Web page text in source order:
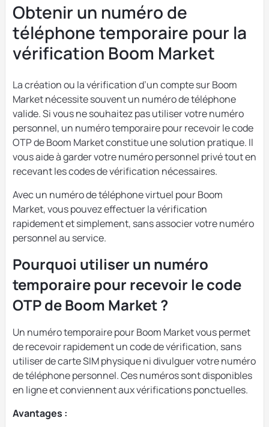
Obtenir un numéro de
téléphone temporaire pour la
vérification Boom Market
La création ou la vérification d’un compte sur Boom
Market nécessite souvent un numéro de téléphone
valide. Si vous ne souhaitez pas utiliser votre numéro
personnel, un numéro temporaire pour recevoir le code
OTP de Boom Market constitue une solution pratique. Il
vous aide à garder votre numéro personnel privé tout en
recevant les codes de vérification nécessaires.
Avec un numéro de téléphone virtuel pour Boom
Market, vous pouvez effectuer la vérification
rapidement et simplement, sans associer votre numéro
personnel au service.
Pourquoi utiliser un numéro
temporaire pour recevoir le code
OTP de Boom Market ?
Un numéro temporaire pour Boom Market vous permet
de recevoir rapidement un code de vérification, sans
utiliser de carte SIM physique ni divulguer votre numéro
de téléphone personnel. Ces numéros sont disponibles
en ligne et conviennent aux vérifications ponctuelles.
Avantages :